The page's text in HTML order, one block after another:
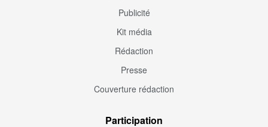
Publicité
Kit média
Rédaction
Presse
Couverture rédaction
Participation